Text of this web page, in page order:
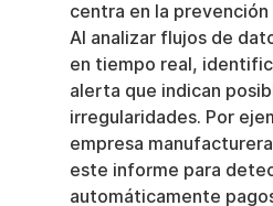
centra en la
Al analizar flujos de
en tiempo real,
alerta que indican
irregularidades. Por
empresa
este informe para
automáticamente